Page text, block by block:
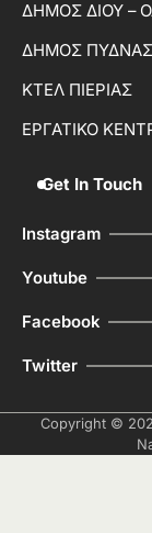
ΔΗΜΟΣ ΔΙΟΥ –
ΔΗΜΟΣ ΠΥΔΝΑΣ
ΚΤΕΛ ΠΙΕΡΙΑΣ
ΕΡΓΑΤΙΚΟ
Get In Touch
Instagram
Youtube
Facebook
Twitter
Copyright ©